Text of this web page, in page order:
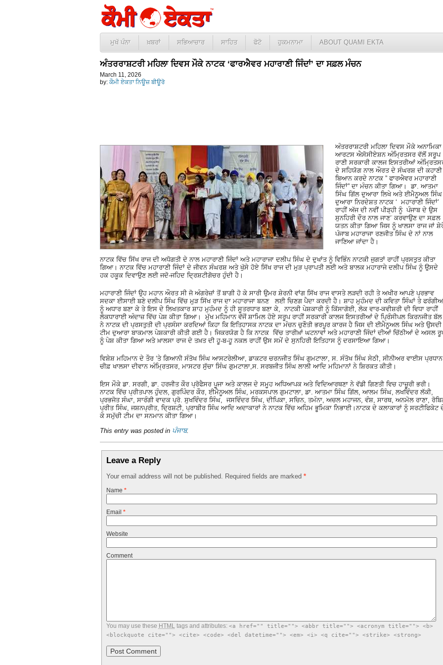
ਮੁਖੱ ਪੰਨਾ ਖ਼ਬਰਾਂ ਸਭਿਆਚਾਰ ਸਾਹਿਤ ਫੋਟੋ ਹੁਕਮਨਾਮਾ ABOUT QUAMI EKTA
ਅੰਤਰਰਾਸ਼ਟਰੀ ਮਹਿਲਾ ਦਿਵਸ ਮੌਕੇ ਨਾਟਕ ‘ਫਾਰਐਵਰ ਮਹਾਰਾਣੀ ਜਿੰਦਾਂ’ ਦਾ ਸਫ਼ਲ ਮੰਚਨ
March 11, 2026
by: ਕੌਮੀ ਏਕਤਾ ਨਿਊਜ਼ ਬੀਊਰੋ
ਅੰਤਰਰਾਸ਼ਟਰੀ ਮਹਿਲਾ ਦਿਵਸ ਮੌਕੇ ਅਨਾਮਿਕਾ
ਆਰਟਸ ਐਸੋਸੀਏਸ਼ਨ ਅੰਮ੍ਰਿਤਸਰ ਵੱਲੋਂ ਸਰੂਪ
ਰਾਣੀ ਸਰਕਾਰੀ ਕਾਲਜ ਇਸਤਰੀਆਂ
ਦੇ ਸਹਿਯੋਗ ਨਾਲ ਔਰਤ ਦੇ ਸੰਘਰਸ਼ ਦੀ ਕਹਾਣੀ
ਬਿਆਨ ਕਰਦੇ ਨਾਟਕ ” ਫਾਰਐਵਰ ਮਹਾਰਾਣੀ
ਜਿੰਦਾਂ” ਦਾ ਮੰਚਨ ਕੀਤਾ ਗਿਆ। ਡਾ. ਆਤਮਾ
ਸਿੰਘ ਗਿੱਲ ਦੁਆਰਾ ਲਿਖੇ ਅਤੇ ਈਮੈਨੂਅਲ ਸਿੰਘ
ਦੁਆਰਾ ਨਿਰਦੇਸ਼ਤ ਨਾਟਕ ‘ ਮਹਾਰਾਣੀ ਜਿੰਦਾਂ’
ਰਾਹੀਂ ਅੱਜ ਦੀ ਨਵੀਂ ਪੀੜ੍ਹੀ ਨੂੰ ਪੰਜਾਬ ਦੇ ਉਸ
ਸੁਨਹਿਰੀ ਦੌਰ ਨਾਲ ਜਾਣ¨ ਕਰਵਾਉਣ ਦਾ ਸਫ਼ਲ
ਯਤਨ ਕੀਤਾ ਗਿਆ ਜਿਸ ਨੂੰ ਖਾਲਸਾ ਰਾਜ ਜਾਂ
ਪੰਜਾਬ ਮਹਾਰਾਜਾ ਰਣਜੀਤ ਸਿੰਘ ਦੇ ਨਾਂ ਨਾਲ
ਜਾਣਿਆ ਜਾਂਦਾ ਹੈ।
ਨਾਟਕ ਵਿੱਚ ਸਿੱਖ ਰਾਜ ਦੀ ਅਧੋਗਤੀ ਦੇ ਨਾਲ ਮਹਾਰਾਣੀ ਜਿੰਦਾਂ ਅਤੇ ਮਹਾਰਾਜਾ ਦਲੀਪ ਸਿੰਘ ਦੇ ਦੁਖਾਂਤ ਨੂੰ ਵਿਭਿੰਨ ਨਾਟਕੀ ਜੁਗਤਾਂ ਰਾਹੀਂ ਪ੍ਰਸਤੁਤ ਕੀਤਾ
ਗਿਆ। ਨਾਟਕ ਵਿੱਚ ਮਹਾਰਾਣੀ ਜਿੰਦਾਂ ਦੇ ਜੀਵਨ ਸੰਘਰਸ਼ ਅਤੇ ਖੁੱਸੇ ਹੋਏ ਸਿੱਖ ਰਾਜ ਦੀ ਮੁੜ ਪ੍ਰਾਪਤੀ ਲਈ ਅਤੇ ਬਾਲਕ ਮਹਾਰਾਜੇ ਦਲੀਪ ਸਿੰਘ ਨੂੰ ਉਸਦੇ
ਹਕ ਹਕੂਕ ਦਿਵਾਉਣ ਲਈ ਜਦੋ-ਜਹਿਦ ਦ੍ਰਿਸ਼ਟੀਗੋਚਰ ਹੁੰਦੀ ਹੈ।
ਮਹਾਰਾਣੀ ਜਿੰਦਾਂ ਉਹ ਮਹਾਨ ਔਰਤ ਸੀ ਜੋ ਅੰਗਰੇਜ਼ਾਂ ਤੋਂ ਬਾਗੀ ਹੋ ਕੇ ਸਾਰੀ ਉਮਰ ਸ਼ੇਰਨੀ ਵਾਂਗ ਸਿੱਖ ਰਾਜ ਵਾਸਤੇ ਲੜਦੀ ਰਹੀ ਤੇ ਅਖੀਰ ਆਪਣੇ ਪ੍ਰਭਾਵ
ਸਦਕਾ ਈਸਾਈ ਬਣੇ ਦਲੀਪ ਸਿੰਘ ਵਿੱਚ ਮੁੜ ਸਿੱਖ ਰਾਜ ਦਾ ਮਹਾਰਾਜਾ ਬਨਣ ਲਈ ਚਿਣਗ ਪੈਦਾ ਕਰਦੀ ਹੈ। ਸ਼ਾਹ ਮੁਹੰਮਦ ਦੀ ਕਵਿਤਾ ਸਿੰਘਾਂ ਤੇ
ਨੂੰ ਅਧਾਰ ਬਣਾ ਕੇ ਤੇ ਇਸ ਦੇ ਲਿਖਤਕਾਰ ਸ਼ਾਹ ਮੁਹੰਮਦ ਨੂੰ ਹੀ ਸੂਤਰਧਾਰ ਬਣਾ ਕੇ, ਨਾਟਕੀ ਪੇਸ਼ਕਾਰੀ ਨੂੰ ਕਿੱਸਾਗੋਈ, ਲੋਕ ਵਾਰ-ਕਵੀਸ਼ਰੀ ਦੀ ਵਿਧਾ ਰਾਹੀਂ
ਲੋਕਧਾਰਾਈ ਅੰਦਾਜ਼ ਵਿੱਚ ਪੇਸ਼ ਕੀਤਾ ਗਿਆ। ਮੁੱਖ ਮਹਿਮਾਨ ਵੱਜੋਂ ਸ਼ਾਮਿਲ ਹੋਏ ਸਰੂਪ ਰਾਹੀਂ ਸਰਕਾਰੀ ਕਾਲਜ ਇਸਤਰੀਆਂ ਦੇ ਪ੍ਰਿੰਸੀਪਲ ਕਿਰਨਜੀਤ ਬੱਲ
ਨੇ ਨਾਟਕ ਦੀ ਪ੍ਰਸਤੁਤੀ ਦੀ ਪ੍ਰਸੰਸਾ ਕਰਦਿਆਂ ਕਿਹਾ ਕਿ ਇਤਿਹਾਸਕ ਨਾਟਕ ਦਾ ਮੰਚਨ ਚੁਣੌਤੀ ਭਰਪੂਰ ਕਾਰਜ ਹੈ ਜਿਸ ਦੀ ਈਮੈਨੂਅਲ ਸਿੰਘ ਅਤੇ ਉਸਦੀ
ਟੀਮ ਦੁਆਰਾ ਬਾਕਮਾਲ ਪੇਸ਼ਕਾਰੀ ਕੀਤੀ ਗਈ ਹੈ। ਜਿਕਰਯੋਗ ਹੈ ਕਿ ਨਾਟਕ ਵਿੱਚ ਤਾਰੀਖ਼ਾਂ ਘਟਨਾਵਾਂ ਅਤੇ ਮਹਾਰਾਣੀ ਜਿੰਦਾਂ ਦੀਆਂ ਚਿੱਠੀਆਂ ਦੇ ਅਸਲ
ਨੂੰ ਪੇਸ਼ ਕੀਤਾ ਗਿਆ ਅਤੇ ਖ਼ਾਲਸਾ ਰਾਜ ਦੇ ਤਖ਼ਤ ਦੀ ਹੂ-ਬ-ਹੂ ਨਕਲ ਰਾਹੀਂ ਉਸ ਸਮੇਂ ਦੇ ਸੁਨਹਿਰੀ ਇਤਿਹਾਸ ਨੂੰ ਦਰਸਾਇਆ ਗਿਆ।
ਵਿਸ਼ੇਸ਼ ਮਹਿਮਾਨ ਦੇ ਤੌਰ ‘ਤੇ ਗਿਆਨੀ ਸੰਤੋਖ ਸਿੰਘ ਆਸਟਰੇਲੀਆ, ਡਾਕਟਰ ਚਰਨਜੀਤ ਸਿੰਘ ਗੁਮਟਾਲਾ, ਸ. ਸੰਤੋਖ ਸਿੰਘ ਸੇਠੀ, ਸੀਨੀਅਰ ਵਾਈਸ ਪ੍ਰਧਾਨ
ਚੀਫ਼ ਖਾਲਸਾ ਦੀਵਾਨ ਅੰਮ੍ਰਿਤਸਰ, ਮਾਸਟਰ ਸੁੱਚਾ ਸਿੰਘ ਗੁਮਟਾਲਾ,ਸ. ਸਰਬਜੀਤ ਸਿੰਘ ਲਾਲੀ ਆਦਿ ਮਹਿਮਾਨਾਂ ਨੇ ਸ਼ਿਰਕਤ ਕੀਤੀ।
ਇਸ ਮੌਕੇ ਡਾ. ਸਰਗੀ, ਡਾ. ਹਰਜੀਤ ਕੌਰ ਪ੍ਰੋਫੈਸਰ ਪੂਜਾ ਅਤੇ ਕਾਲਜ ਦੇ ਸਮੂਹ ਅਧਿਆਪਕ ਅਤੇ ਵਿਦਿਆਰਥਣਾ ਨੇ ਵੱਡੀ ਗਿਣਤੀ ਵਿਚ ਹਾਜ਼ੂਰੀ ਭਰੀ।
ਨਾਟਕ ਵਿੱਚ ਪ੍ਰੀਤਪਾਲ ਹੁੰਦਲ, ਗੁਰਪਿੰਦਰ ਕੌਰ, ਈਮੈਨੂਅਲ ਸਿੰਘ, ਮਰਕਸਪਾਲ ਗੁਮਟਾਲਾ, ਡਾ. ਆਤਮਾ ਸਿੰਘ ਗਿੱਲ, ਆਲਮ ਸਿੰਘ, ਲਖਵਿੰਦਰ ਲੱਕੀ,
ਪ੍ਰਭਜੋਤ ਸੰਘਾ, ਸਾਰੰਗੀ ਵਾਦਕ ਪ੍ਰੋ. ਸੁਖਵਿੰਦਰ ਸਿੰਘ, ਜਸਵਿੰਦਰ ਸਿੰਘ, ਦੀਪਿਕਾ, ਸਚਿਨ, ਤਮੰਨਾ, ਅਚਲ ਮਹਾਜਨ, ਵੰਸ਼, ਸਾਰਥ, ਅਨਮੋਲ ਰਾਣਾ,
ਪ੍ਰੀਤ ਸਿੰਘ, ਜਸ਼ਨਪ੍ਰੀਤ, ਦ੍ਰਿਸ਼ਟੀ, ਪ੍ਰਾਬੀਰ ਸਿੰਘ ਆਦਿ ਅਦਾਕਾਰਾਂ ਨੇ ਨਾਟਕ ਵਿੱਚ ਅਹਿਮ ਭੂਮਿਕਾ ਨਿਭਾਈ।ਨਾਟਕ ਦੇ ਕਲਾਕਾਰਾਂ ਨੂੰ ਸਰਟੀਫਿਕੇਟ
ਕੇ ਸਮੁੱਚੀ ਟੀਮ ਦਾ ਸਨਮਾਨ ਕੀਤਾ ਗਿਆ।
This entry was posted in ਪੰਜਾਬ.
Leave a Reply
Your email address will not be published. Required fields are marked *
Name *
Email *
Website
Comment
You may use these HTMLtags and attributes: <a href="" title=""> <abbr title=""> <acronym title=""> <b>
<blockquote cite=""> <cite> <code> <del datetime=""> <em> <i> <q cite=""> <strike> <strong>